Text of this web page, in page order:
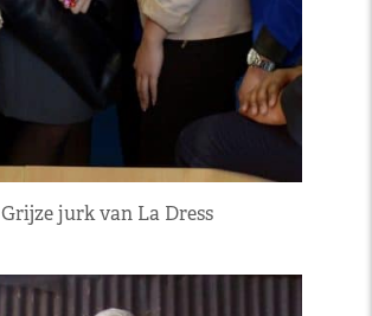
Grijze jurk van La Dress